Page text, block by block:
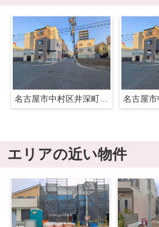
名古屋市中村区井深町4-16『仲介料無料』新築戸建て
エリアの近い物件